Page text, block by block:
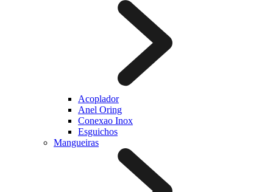
Acoplador
Anel Oring
Conexao Inox
Esguichos
Mangueiras